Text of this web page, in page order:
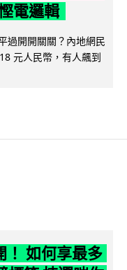
電邏輯
過開開關關？內地網民
元人民幣，有人飆到
如何享最多